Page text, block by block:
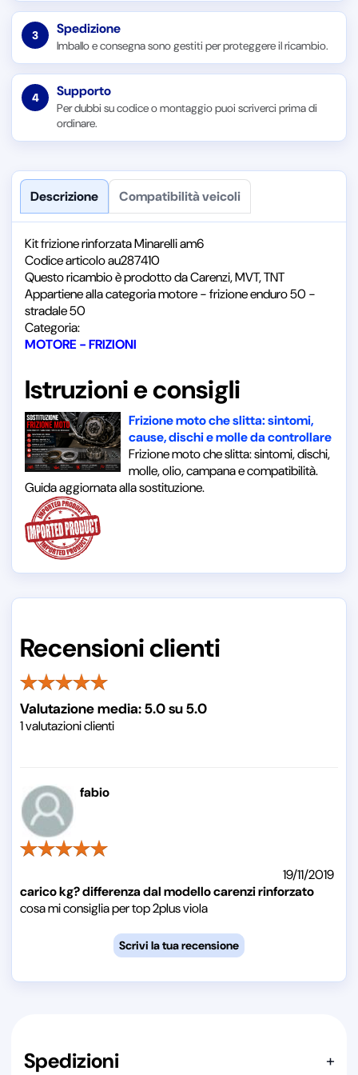
3 Spedizione
Imballo e consegna sono gestiti per proteggere il ricambio.
4 Supporto
Per dubbi su codice o montaggio puoi scriverci prima di
ordinare.
Descrizione Compatibilità veicoli
Kit frizione rinforzata Minarelli am6
Codice articolo au287410
Questo ricambio è prodotto da Carenzi, MVT, TNT
Appartiene alla categoria motore - frizione enduro 50 -
stradale 50
Categoria:
MOTORE - FRIZIONI
Istruzioni e consigli
Frizione moto che slitta: sintomi,
cause, dischi e molle da controllare
Frizione moto che slitta: sintomi, dischi,
molle, olio, campana e compatibilità.
Guida aggiornata alla sostituzione.
Recensioni clienti
Valutazione media:5.0su5.0
1valutazioni clienti
fabio
19/11/2019
carico kg? differenza dal modello carenzi rinforzato
cosa mi consiglia per top 2plus viola
Spedizioni +